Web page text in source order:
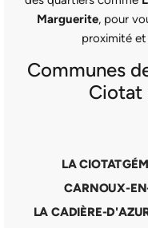
Marguerite, pour
proximité
Communes
Ciotat
LA CIOTAT
CARNOUX-
LA CADIÈRE-